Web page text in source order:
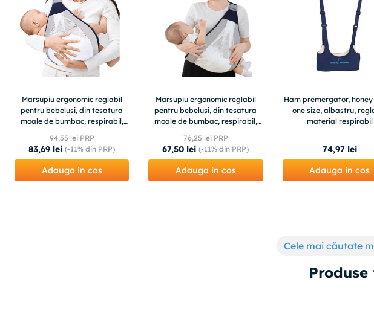
Marsupiu ergonomic reglabil
pentru bebelusi, din tesatura
moale de bumbac, respirabil,
94,55 lei PRP
83,69 lei (-11% din PRP)
Adauga in cos
Marsupiu ergonomic reglabil
pentru bebelusi, din tesatura
moale de bumbac, respirabil,
76,25 lei PRP
67,50 lei (-11% din PRP)
Adauga in cos
Ham premergator,
one size, albastru,
material respirabil
74,97 lei
Adauga in cos
Cele mai căutate